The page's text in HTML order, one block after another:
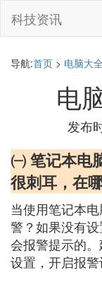
科技资讯
导航:首页 > 电脑大
电
发布
㈠ 笔记本电
很刺耳，在
当使用笔记本
警？如果没有
会报警提示的
设置，开启报警